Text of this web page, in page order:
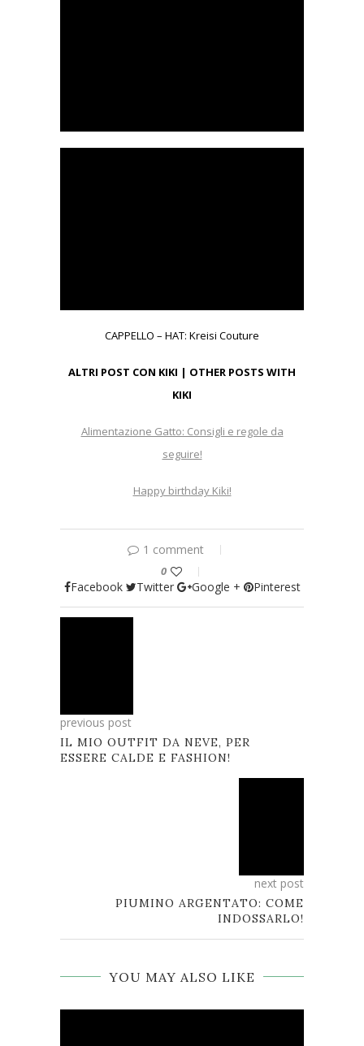
CAPPELLO – HAT: Kreisi Couture
ALTRI POST CON KIKI | OTHER POSTS WITH
KIKI
Alimentazione Gatto: Consigli e regole da
seguire!
Happy birthday Kiki!
1 comment
0
Facebook Twitter Google + Pinterest
previous post
IL MIO OUTFIT DA NEVE, PER
ESSERE CALDE E FASHION!
next post
PIUMINO ARGENTATO: COME
INDOSSARLO!
YOU MAY ALSO LIKE